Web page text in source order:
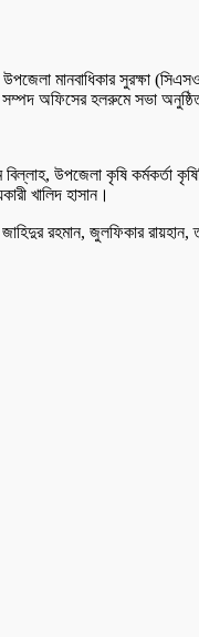
মানবাধিকার সুরক্ষা
সম্পদ অফিসের হলরুমে সভা
উপজেলা কৃষি কর্মকর্তা
খালিদ হাসান।
রহমান, জুলফিকার